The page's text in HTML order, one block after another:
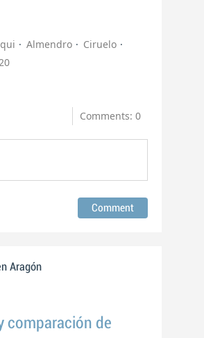
Almendro
Ciruelo
Comments: 0
Aragón
comparación de